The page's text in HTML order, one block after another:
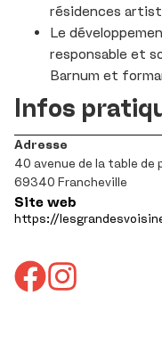
résidences
Le
responsable et
Barnum et
Infos
Adresse
40 avenue de la table de
69340 Francheville
Site web
https://